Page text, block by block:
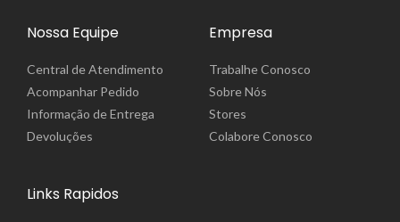
Nossa Equipe
Central de Atendimento
Acompanhar Pedido
Informação de Entrega
Devoluções
Empresa
Trabalhe Conosco
Sobre Nós
Stores
Colabore Conosco
Links Rapidos